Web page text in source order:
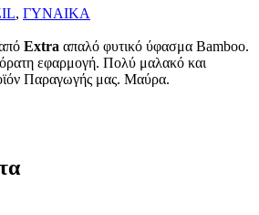
, ΓΥΝΑΙΚΑ
Extra απαλό φυτικό ύφασμα Bamboo.
εφαρμογή. Πολύ μαλακό και
Παραγωγής μας. Μαύρα.